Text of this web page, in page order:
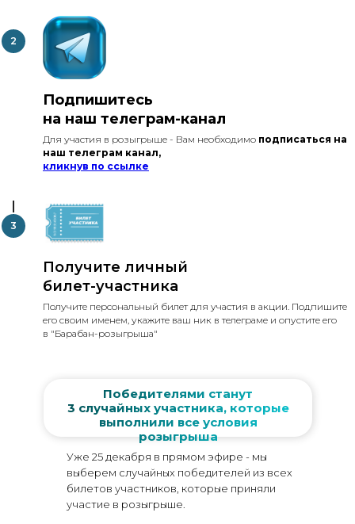
Подпишитесь
на наш телеграм-канал
Для участия в розыгрыше - Вам необходимо подписаться на
наш телеграм канал,
кликнув по ссылке
Получите личный
билет-участника
Получите персональный билет для участия в акции. Подпишите
его своим именем, укажите ваш ник в телеграме и опустите его
в "Барабан-розыгрыша"
Победителями станут
3 случайных участника, которые
выполнили все условия
розыгрыша
Уже 25 декабря в прямом эфире - мы
выберем случайных победителей из всех
билетов участников, которые приняли
участие в розыгрыше.